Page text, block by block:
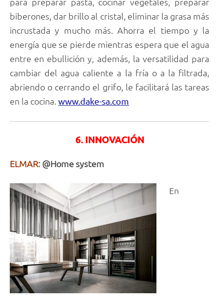
biberones, dar brillo al cristal, eliminar la grasa más
incrustada y mucho más. Ahorra el tiempo y la
energía que se pierde mientras espera que el agua
entre en ebullición y, además, la versatilidad para
cambiar del agua caliente a la fría o a la filtrada,
abriendo o cerrando el grifo, le facilitará las tareas
en la cocina. www.dake-sa.com
6. INNOVACIÓN
ELMAR: @Home system
En